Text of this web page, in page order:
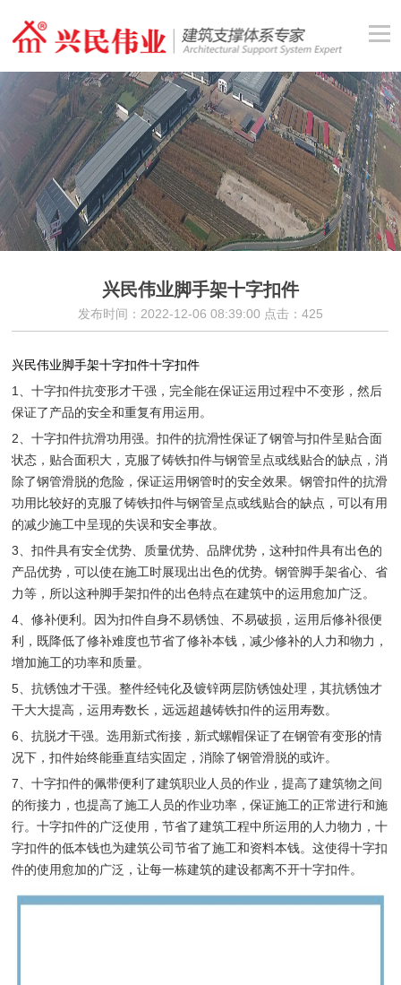
兴民伟业脚手架十字扣件
发布时间：2022-12-06 08:39:00 点击： 425
兴民伟业脚手架十字扣件十字扣件
1、十字扣件抗变形才干强 ， 完全能在保证运用过程中不变形，然后
保证了产品的安全和重复有用运用 。
2、十字扣件抗滑功用强。扣件的抗滑性保证了钢管与扣件呈贴合面
状态，贴合面积大，克服了铸铁扣件与钢管呈点或线贴合的缺点，消
除了钢管滑脱的危险，保证运用钢管时的安全效果。钢管扣件的抗滑
功用比较好的克服了铸铁扣件与钢管呈点或线贴合的缺点，可以有用
的减少施工中呈现的失误和安全事故。
3、扣件具有安全优势、质量优势、品牌优势，这种扣件具有出色的
产品优势，可以使在施工时展现出出色的优势。钢管脚手架省心、省
力等，所以这种脚手架扣件的出色特点在建筑中的运用愈加广泛。
4、修补便利。因为扣件自身不易锈蚀、不易破损，运用后修补很便
利，既降低了修补难度也节省了修补本钱，减少修补的人力和物力，
增加施工的功率和质量。
5、抗锈蚀才干强。整件经钝化及镀锌两层防锈蚀处理，其抗锈蚀才
干大大提高，运用寿数长，远远超越铸铁扣件的运用寿数。
6、抗脱才干强。选用新式衔接，新式螺帽保证了在钢管有变形的情
况下，扣件始终能垂直结实固定，消除了钢管滑脱的或许。
7、十字扣件的佩带便利了建筑职业人员的作业，提高了建筑物之间
的衔接力，也提高了施工人员的作业功率，保证施工的正常进行和施
行。十字扣件的广泛使用，节省了建筑工程中所运用的人力物力，十
字扣件的低本钱也为建筑公司节省了施工和资料本钱。这使得十字扣
件的使用愈加的广泛，让每一栋建筑的建设都离不开十字扣件。